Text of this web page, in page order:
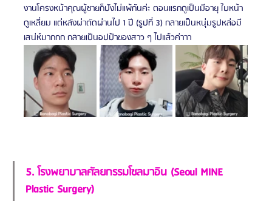
งานโครงหน้าคุณผู้ชายก็ปังไม่แพ้กันค่ะ ตอนแรกดูเป็นมีอายุ ใบหน้า
ดูเหลี่ยม แต่หลังผ่าตัดผ่านไป 1 ปี (รูปที่ 3) กลายเป็นหนุ่มรูปหล่อมี
เสน่ห์มากกก กลายเป็นอปป้าของสาว ๆ ไปแล้วค่าาา
5. โรงพยาบาลศัลยกรรมโซลมาอิน (Seoul MINE
Plastic Surgery)